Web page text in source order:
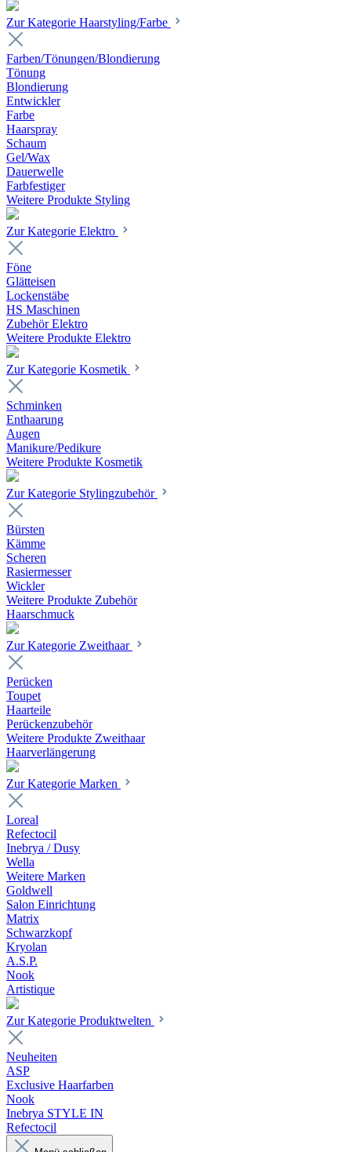
Zur Kategorie Haarstyling/Farbe
Farben/Tönungen/Blondierung
Tönung
Blondierung
Entwickler
Farbe
Haarspray
Schaum
Gel/Wax
Dauerwelle
Farbfestiger
Weitere Produkte Styling
Zur Kategorie Elektro
Föne
Glätteisen
Lockenstäbe
HS Maschinen
Zubehör Elektro
Weitere Produkte Elektro
Zur Kategorie Kosmetik
Schminken
Enthaarung
Augen
Manikure/Pedikure
Weitere Produkte Kosmetik
Zur Kategorie Stylingzubehör
Bürsten
Kämme
Scheren
Rasiermesser
Wickler
Weitere Produkte Zubehör
Haarschmuck
Zur Kategorie Zweithaar
Perücken
Toupet
Haarteile
Perückenzubehör
Weitere Produkte Zweithaar
Haarverlängerung
Zur Kategorie Marken
Loreal
Refectocil
Inebrya / Dusy
Wella
Weitere Marken
Goldwell
Salon Einrichtung
Matrix
Schwarzkopf
Kryolan
A.S.P.
Nook
Artistique
Zur Kategorie Produktwelten
Neuheiten
ASP
Exclusive Haarfarben
Nook
Inebrya STYLE IN
Refectocil